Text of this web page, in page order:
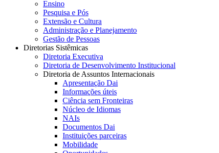
Ensino
Pesquisa e Pós
Extensão e Cultura
Administração e Planejamento
Gestão de Pessoas
Diretorias Sistêmicas
Diretoria Executiva
Diretoria de Desenvolvimento Institucional
Diretoria de Assuntos Internacionais
Apresentação Dai
Informações úteis
Ciência sem Fronteiras
Núcleo de Idiomas
NAIs
Documentos Dai
Instituições parceiras
Mobilidade